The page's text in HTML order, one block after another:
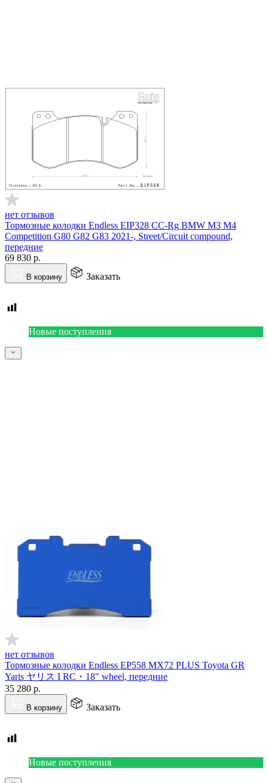
нет отзывов
Тормозные колодки Endless EIP328 CC-Rg BMW M3 M4
Competition G80 G82 G83 2021-, Street/Circuit compound,
передние
69 830 р.
В корзину Заказать
Новые поступления
нет отзывов
Тормозные колодки Endless EP558 MX72 PLUS Toyota GR
Yaris ヤリス I RC・18" wheel, передние
35 280 р.
В корзину Заказать
Новые поступления